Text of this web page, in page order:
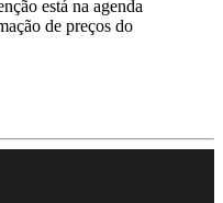
está na agenda
de preços do